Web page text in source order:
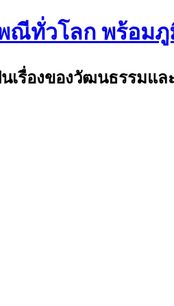
ณีทั่วโลก พร้อม
เรื่องของวัฒนธรรม